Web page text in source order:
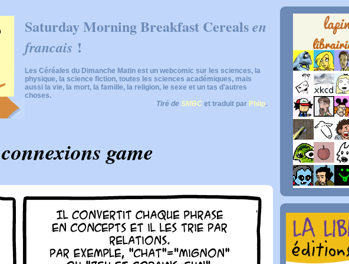
Saturday Morning Breakfast Cerealsen
francais !
Les Céréales du Dimanche Matin est un webcomic sur les sciences, la
physique, la science fiction, toutes les sciences académiques, mais
aussi la vie, la mort, la famille, la religion, le sexe et un tas d'autres
choses.
Tiré de SMBC et traduit par Phiip.
game